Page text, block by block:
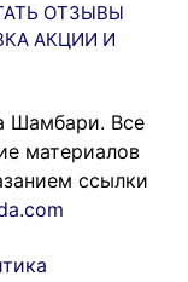
ОТЗЫВЫ
АКЦИИ И
Шамбари. Все
материалов
ссылки